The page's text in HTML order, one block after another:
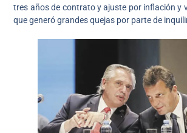
tres años de contrato y ajuste por inflación y
que generó grandes quejas por parte de